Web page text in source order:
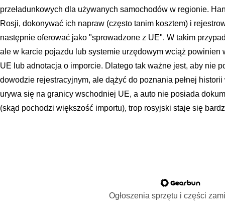
przeładunkowych dla używanych samochodów w regionie.
Rosji, dokonywać ich napraw (często tanim kosztem) i
następnie oferować jako "sprowadzone z UE". W takim
ale w karcie pojazdu lub systemie urzędowym wciąż
UE lub adnotacja o imporcie. Dlatego tak ważne jest, aby nie
dowodzie rejestracyjnym, ale dążyć do poznania pełnej historii
urywa się na granicy wschodniej UE, a auto nie posiada
(skąd pochodzi większość importu), trop rosyjski staje się
Ogłoszenia sprzętu i części